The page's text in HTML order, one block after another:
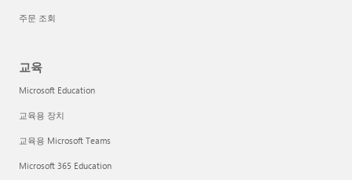
주문 조회
교육
Microsoft Education
교육용 장치
교육용 Microsoft Teams
Microsoft 365 Education